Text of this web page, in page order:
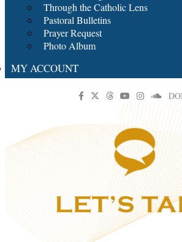
Through the Catholic Lens
Pastoral Bulletins
Prayer Request
Photo Album
MY ACCOUNT